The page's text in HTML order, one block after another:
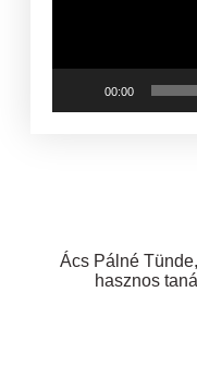
00:00
Ács Pálné
hasznos